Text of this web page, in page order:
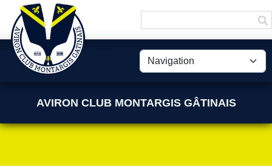
AVIRON CLUB MONTARGIS GÂTINAIS
Panneau de gestion des cookies